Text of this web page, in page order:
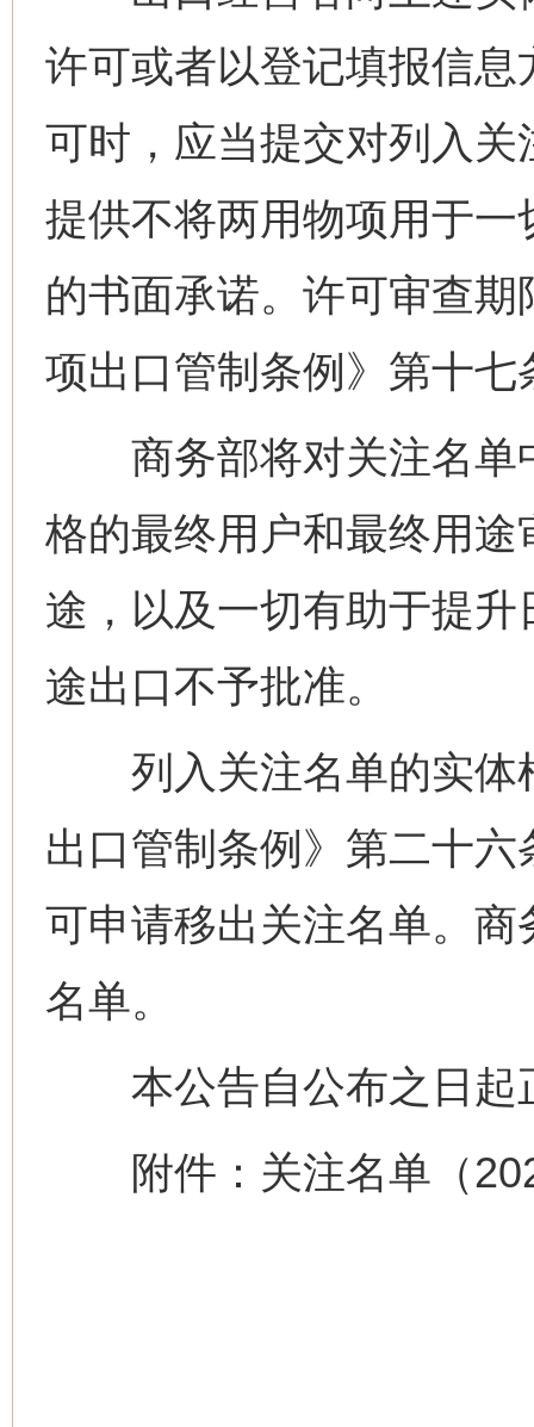
许可或者以登记填报信
可时，应当提交对列入
提供不将两用物项用于
的书面承诺。许可审查
项出口管制条例》第十
商务部将对关注名单
格的最终用户和最终用
途，以及一切有助于提
途出口不予批准。
列入关注名单的实体
出口管制条例》第二十
可申请移出关注名单。
名单。
本公告自公布之日起
附件：关注名单（